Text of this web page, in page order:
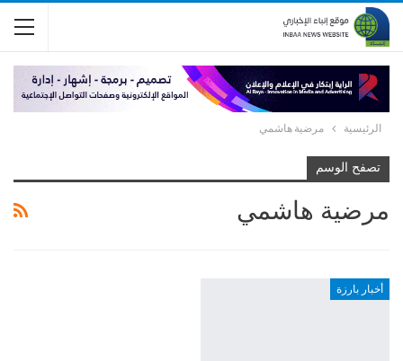
الرئيسية مرضية هاشمي
تصفح الوسم
مرضية هاشمي
أخبار بارزة